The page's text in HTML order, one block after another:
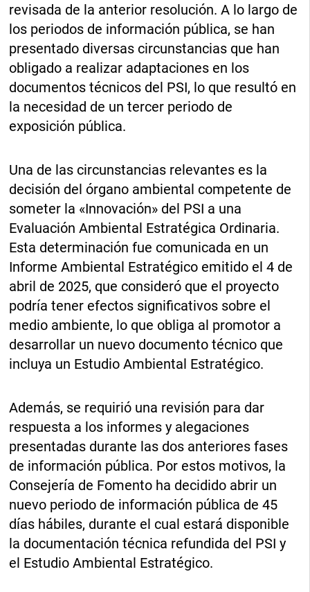
revisada de la anterior resolución. A lo largo de
los periodos de información pública, se han
presentado diversas circunstancias que han
obligado a realizar adaptaciones en los
documentos técnicos del PSI, lo que resultó en
la necesidad de un tercer periodo de
exposición pública.
Una de las circunstancias relevantes es la
decisión del órgano ambiental competente de
someter la «Innovación» del PSI a una
Evaluación Ambiental Estratégica Ordinaria.
Esta determinación fue comunicada en un
Informe Ambiental Estratégico emitido el 4 de
abril de 2025, que consideró que el proyecto
podría tener efectos significativos sobre el
medio ambiente, lo que obliga al promotor a
desarrollar un nuevo documento técnico que
incluya un Estudio Ambiental Estratégico.
Además, se requirió una revisión para dar
respuesta a los informes y alegaciones
presentadas durante las dos anteriores fases
de información pública. Por estos motivos, la
Consejería de Fomento ha decidido abrir un
nuevo periodo de información pública de 45
días hábiles, durante el cual estará disponible
la documentación técnica refundida del PSI y
el Estudio Ambiental Estratégico.